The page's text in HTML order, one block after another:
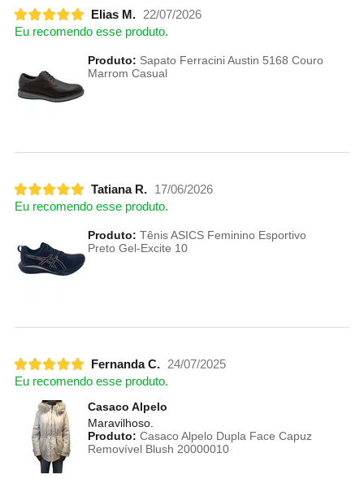
Elias M.
22/07/2026
Eu recomendo esse produto.
Produto: Sapato Ferracini Austin 5168 Couro
Marrom Casual
Tatiana R.
17/06/2026
Eu recomendo esse produto.
Produto: Tênis ASICS Feminino Esportivo
Preto Gel-Excite 10
Fernanda C.
24/07/2025
Eu recomendo esse produto.
Casaco Alpelo
Maravilhoso.
Produto: Casaco Alpelo Dupla Face Capuz
Removível Blush 20000010